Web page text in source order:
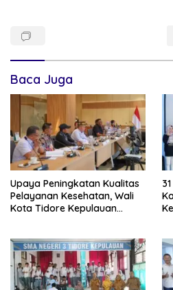
Baca Juga
Upaya Peningkatan Kualitas
Pelayanan Kesehatan, Wali
Kota Tidore Kepulauan